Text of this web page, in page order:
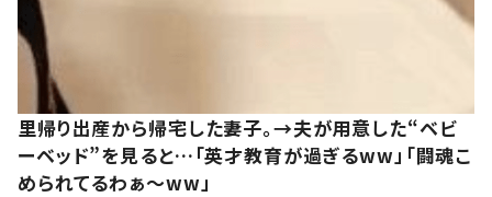
里帰り出産から帰宅した妻子。→夫が用意した“ベビ
ーベッド”を見ると…「英才教育が過ぎるww」「闘魂こ
められてるわぁ～ww」